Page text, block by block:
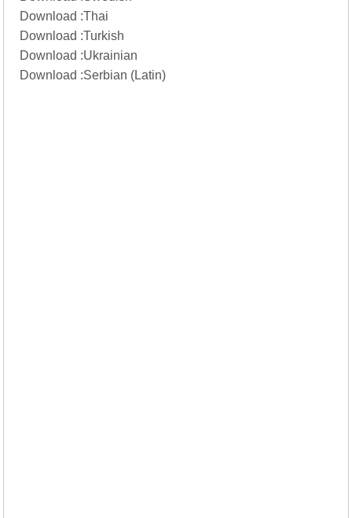
Download :Thai
Download :Turkish
Download :Ukrainian
Download :Serbian (Latin)